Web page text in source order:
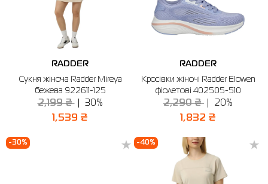
RADDER
Сукня жіноча Radder Mireya
бежева 922611-125
2,199 ₴ 30%
1,539 ₴
RADDER
Кросівки жіночі Radder Elowen
фіолетові 402505-510
2,290 ₴ 20%
1,832 ₴
-30% -40%